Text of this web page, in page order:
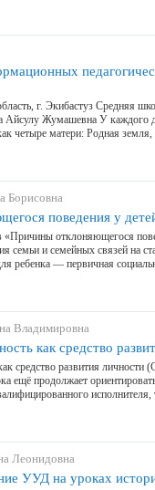
г. Экибастуз Средняя
Айсулу Жумашевна У каждого
четыре матери: Родная
Борисовна
поведения у
«Причины отклоняющегося
семьи и семейных связей на
ребенка — первичная
Владимировна
как средство
средство развития личности
ещё продолжает
исполнителя,
Леонидовна
УУД на уроках